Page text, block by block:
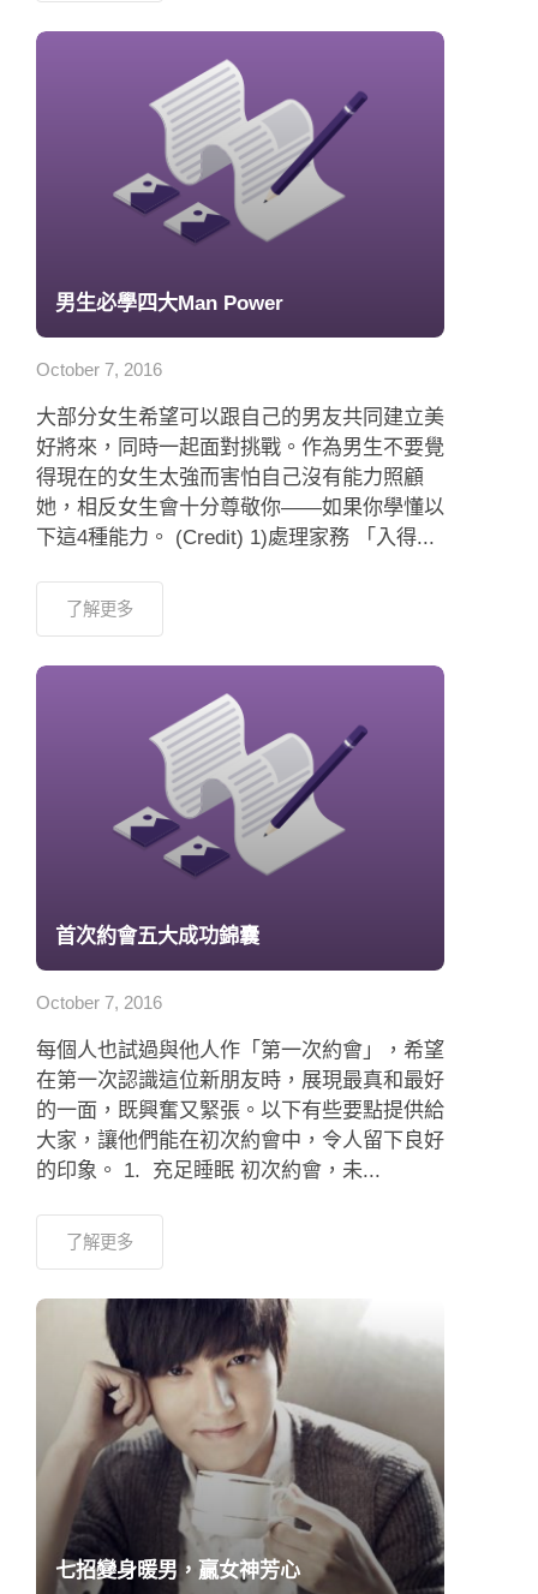
男生必學四大Man Power
October 7, 2016
大部分女生希望可以跟自己的男友共同建立美
好將來，同時一起面對挑戰。作為男生不要覺
得現在的女生太強而害怕自己沒有能力照顧
她，相反女生會十分尊敬你——如果你學懂以
下這4種能力。 (Credit) 1)處理家務 「入得...
了解更多
首次約會五大成功錦囊
October 7, 2016
每個人也試過與他人作「第一次約會」，希望
在第一次認識這位新朋友時，展現最真和最好
的一面，既興奮又緊張。以下有些要點提供給
大家，讓他們能在初次約會中，令人留下良好
的印象。 1. 充足睡眠 初次約會，未...
了解更多
七招變身暖男，贏女神芳心